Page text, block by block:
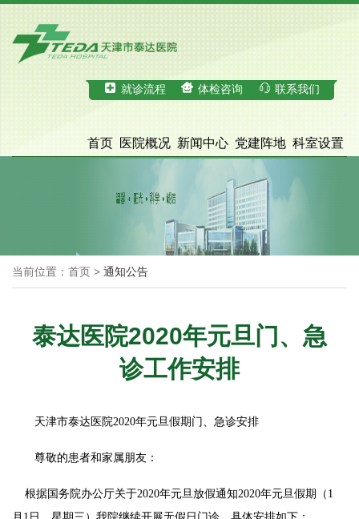
就诊流程 体检咨询 联系我们
首页 医院概况 新闻中心 党建阵地 科室设置
科学研究 医疗服务 体检中心
脑血管病诊治中心
当前位置：首页 > 通知公告
泰达医院2020年元旦门、急
诊工作安排
天津市泰达医院2020年元旦假期门、急诊安排
尊敬的患者和家属朋友：
根据国务院办公厅关于2020年元旦放假通知2020年元旦假期（1